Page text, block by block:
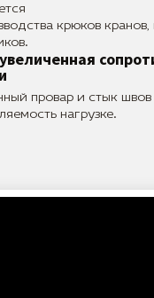
крюков
провар и стык швов
нагрузке.